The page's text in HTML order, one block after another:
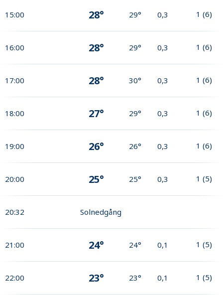
15:00 28° 29° 0,3 1 (6)
16:00 28° 29° 0,3 1 (6)
17:00 28° 30° 0,3 1 (6)
18:00 27° 29° 0,3 1 (6)
19:00 26° 26° 0,3 1 (6)
20:00 25° 25° 0,3 1 (5)
20:32 Solnedgång
21:00 24° 24° 0,1 1 (5)
22:00 23° 23° 0,1 1 (5)